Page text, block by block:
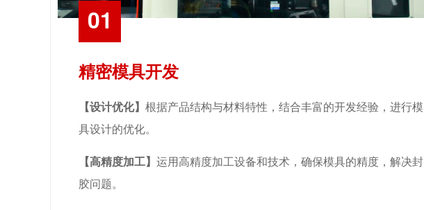
01
精密模具开发
【设计优化】 根据产品结构与材料特性，结合丰富的开发经验，进行模
具设计的优化。
【高精度加工】 运用高精度加工设备和技术，确保模具的精度，解决封
胶问题。